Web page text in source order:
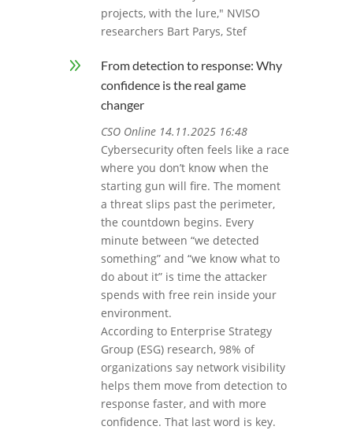
projects, with the lure," NVISO
researchers Bart Parys, Stef
9
From detection to response: Why
confidence is the real game
changer
CSO Online 14.11.2025 16:48
Cybersecurity often feels like a race
where you don’t know when the
starting gun will fire. The moment
a threat slips past the perimeter,
the countdown begins. Every
minute between “we detected
something” and “we know what to
do about it” is time the attacker
spends with free rein inside your
environment.
According to Enterprise Strategy
Group (ESG) research, 98% of
organizations say network visibility
helps them move from detection to
response faster, and with more
confidence. That last word is key.